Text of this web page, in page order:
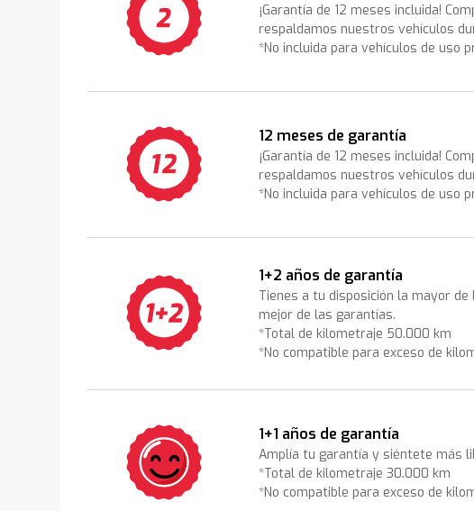
¡Garantía de 12 meses incluida!
respaldamos nuestros vehículos
*No incluida para vehículos de uso
12 meses de garantía
¡Garantía de 12 meses incluida!
respaldamos nuestros vehículos
*No incluida para vehículos de uso
1+2 años de garantía
Tienes a tu disposición la mayor
mejor de las garantías.
*Total de kilometraje 50.000 km
*No compatible para exceso de
1+1 años de garantía
Amplía tu garantía y siéntete más
*Total de kilometraje 30.000 km
*No compatible para exceso de